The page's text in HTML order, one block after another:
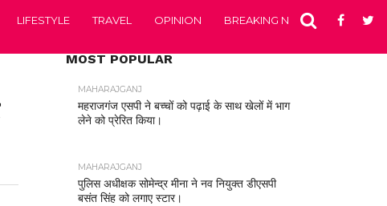
LIFESTYLE TRAVEL OPINION BREAKING NEWS
MOST POPULAR
MAHARAJGANJ
महराजगंज एसपी ने बच्चों को पढ़ाई के साथ खेलों में भाग
लेने को प्रेरित किया।
MAHARAJGANJ
पुलिस अधीक्षक सोमेन्द्र मीना ने नव नियुक्त डीएसपी
बसंत सिंह को लगाए स्टार।